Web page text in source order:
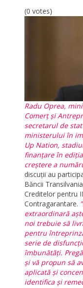
(0 votes)
Radu Oprea,
Comerț și
secretarul de
ministerului în
Up Nation,
finanțare în
creștere a
discuții au
Băncii
Creditelor pentru
Contragarantare.
extraordinară
noi trebuie să
pentru
serie de
îmbunătăți.
și vă propun să
aplicată și
identifica și